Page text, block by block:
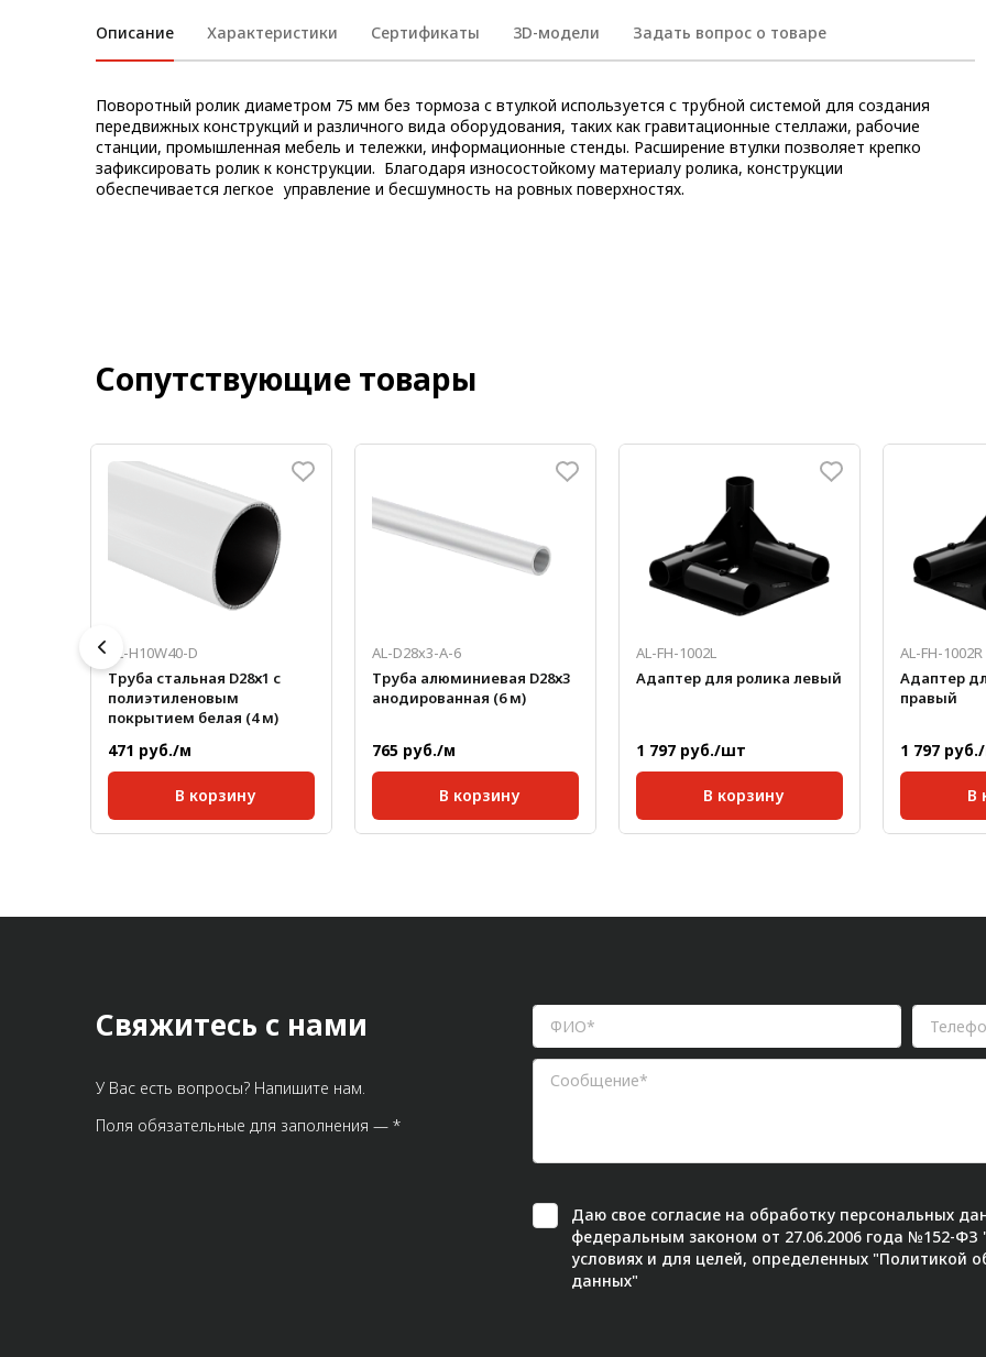
Лист алюминиевый
Конструкции из профиля
Услуги дополнительной
обработки профиля
Описание Характеристики Сертификаты 3D-модели Задать вопрос о товаре
Поворотный ролик диаметром 75 мм без тормоза с втулкой используется с трубной системой для создания
передвижных конструкций и различного вида оборудования, таких как гравитационные стеллажи, рабочие
станции, промышленная мебель и тележки, информационные стенды. Расширение втулки позволяет крепко
зафиксировать ролик к конструкции. Благодаря износостойкому материалу ролика, конструкции
обеспечивается легкое управление и бесшумность на ровных поверхностях.
Сопутствующие товары
AL-H10W40-D
Труба стальная D28х1 с
полиэтиленовым
покрытием белая (4 м)
471 руб./м
В корзину
AL-D28х3-А-6
Труба алюминиевая D28х3
анодированная (6 м)
765 руб./м
В корзину
AL-FH-1002L
Адаптер для ролика левый
1 797 руб./шт
В корзину
AL-FH-1002R
Адаптер
правый
1 797
В
Свяжитесь с нами
У Вас есть вопросы? Напишите нам.
Поля обязательные для заполнения — *
Даю свое согласие на обработку персональных
федеральным законом от 27.06.2006 года №152-
условиях и для целей, определенных "Политикой
данных"